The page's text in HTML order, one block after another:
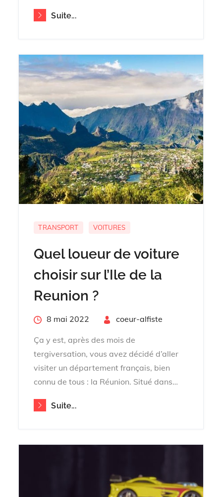
Suite...
TRANSPORT VOITURES
Quel loueur de voiture
choisir sur l’Ile de la
Reunion ?
Posted8 mai 2022 coeur-alfiste
Ça y est, après des mois de
tergiversation, vous avez décidé d’aller
visiter un département français, bien
connu de tous : la Réunion. Situé dans…
Suite...